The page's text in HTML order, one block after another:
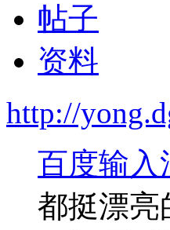
帖子
资料
http://
百度输入
都挺漂亮